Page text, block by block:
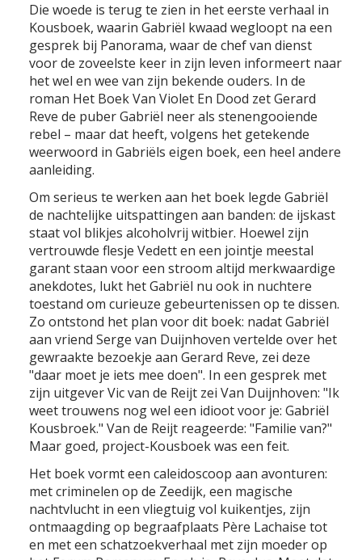
Die woede is terug te zien in het eerste verhaal in
Kousboek, waarin Gabriël kwaad wegloopt na een
gesprek bij Panorama, waar de chef van dienst
voor de zoveelste keer in zijn leven informeert naar
het wel en wee van zijn bekende ouders. In de
roman Het Boek Van Violet En Dood zet Gerard
Reve de puber Gabriël neer als stenengooiende
rebel – maar dat heeft, volgens het getekende
weerwoord in Gabriëls eigen boek, een heel andere
aanleiding.
Om serieus te werken aan het boek legde Gabriël
de nachtelijke uitspattingen aan banden: de ijskast
staat vol blikjes alcoholvrij witbier. Hoewel zijn
vertrouwde flesje Vedett en een jointje meestal
garant staan voor een stroom altijd merkwaardige
anekdotes, lukt het Gabriël nu ook in nuchtere
toestand om curieuze gebeurtenissen op te dissen.
Zo ontstond het plan voor dit boek: nadat Gabriël
aan vriend Serge van Duijnhoven vertelde over het
gewraakte bezoekje aan Gerard Reve, zei deze
"daar moet je iets mee doen". In een gesprek met
zijn uitgever Vic van de Reijt zei Van Duijnhoven: "Ik
weet trouwens nog wel een idioot voor je: Gabriël
Kousbroek." Van de Reijt reageerde: "Familie van?"
Maar goed, project-Kousboek was een feit.
Het boek vormt een caleidoscoop aan avonturen:
met criminelen op de Zeedijk, een magische
nachtvlucht in een vliegtuig vol kuikentjes, zijn
ontmaagding op begraafplaats Père Lachaise tot
en met een schatzoekverhaal met zijn moeder op